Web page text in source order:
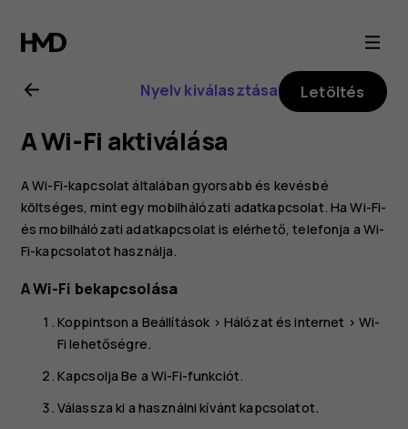
Nokia
8.1
felhasználói
kézikönyv
Nyelv kiválasztása Letöltés
A Wi-Fi aktiválása
A Wi-Fi-kapcsolat általában gyorsabb és kevésbé
költséges, mint egy mobilhálózati adatkapcsolat. Ha Wi-Fi-
és mobilhálózati adatkapcsolat is elérhető, telefonja a Wi-
Fi-kapcsolatot használja.
A Wi-Fi bekapcsolása
Koppintson a Beállítások > Hálózat és internet > Wi-
Fi lehetőségre.
KapcsoljaBe a Wi-Fi-funkciót.
Válassza ki a használni kívánt kapcsolatot.